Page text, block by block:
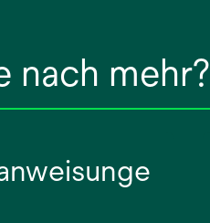
nach mehr?